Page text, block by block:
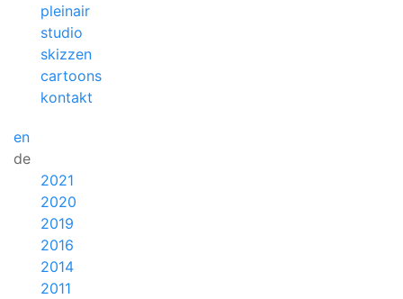
pleinair
studio
skizzen
cartoons
kontakt
en
de
2021
2020
2019
2016
2014
2011